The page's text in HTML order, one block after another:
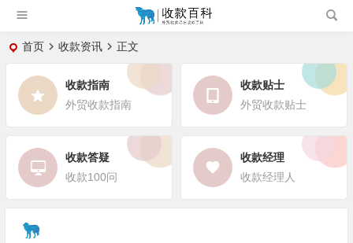
首页 收款资讯 正文
收款指南
外贸收款指南
收款贴士
外贸收款贴士
收款答疑
收款100问
收款经理
收款经理人